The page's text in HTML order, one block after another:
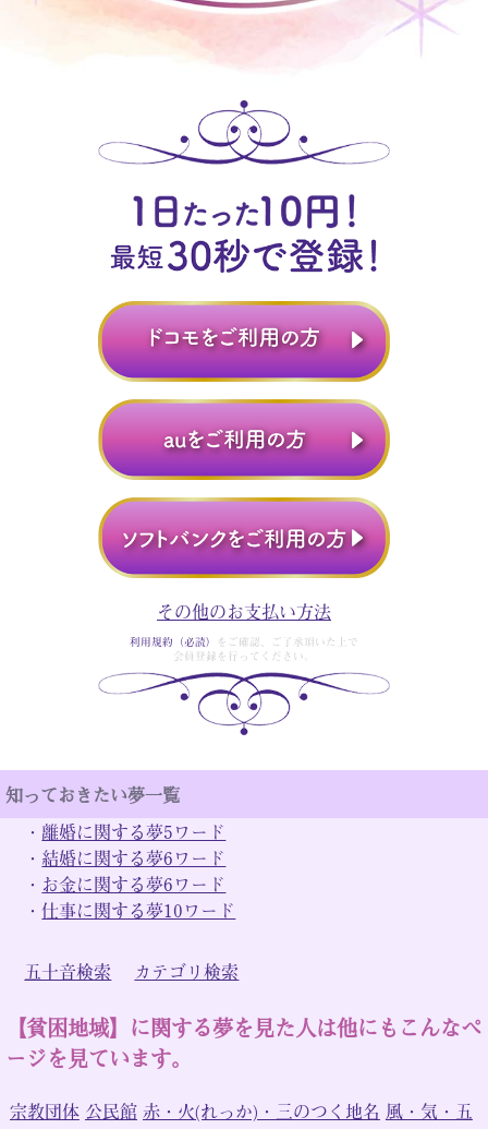
その他のお支払い方法
利用規約（必読）
をご確認、ご了承頂いた上で
会員登録を行ってください。
知っておきたい夢一覧
・ 離婚に関する夢5ワード
・ 結婚に関する夢6ワード
・ お金に関する夢6ワード
・仕事に関する夢10ワード
五十音検索 カテゴリ検索
【貧困地域】に関する夢を見た人は他にもこんなペ
ージを見ています。
宗教団体 公民館 赤・火(れっか)・三のつく地名 風・気・五